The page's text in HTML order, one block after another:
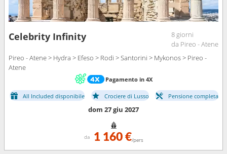
Celebrity Infinity
8 giorni
da Pireo - Atene
Pireo - Atene > Hydra > Efeso > Rodi > Santorini > Mykonos > Pireo -
Atene
Pagamento in 4X
All Included disponibile Crociere di Lusso Pensione completa
dom 27 giu 2027
da 1 160 €/pers